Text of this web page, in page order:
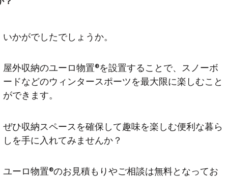
いかがでしたでしょうか。
屋外収納のユーロ物置®︎を設置することで、スノーボ
ードなどのウィンタースポーツを最大限に楽しむこと
ができます。
ぜひ収納スペースを確保して趣味を楽しむ便利な暮ら
しを手に入れてみませんか？
ユーロ物置®︎のお見積もりやご相談は無料となってお